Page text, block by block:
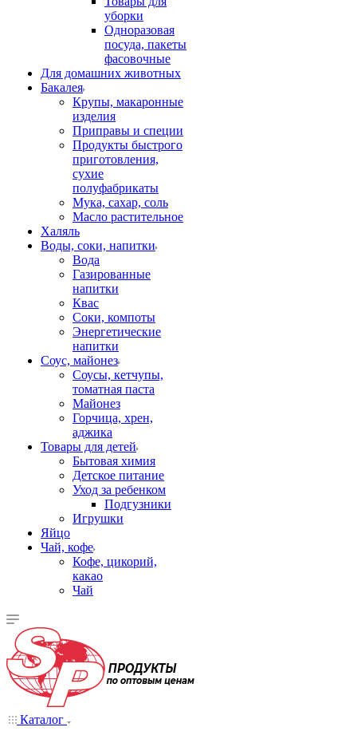
уборки
Одноразовая
посуда, пакеты
фасовочные
Для домашних животных
Бакалея
Крупы, макаронные
изделия
Приправы и специи
Продукты быстрого
приготовления,
сухие
полуфабрикаты
Мука, сахар, соль
Масло растительное
Халяль
Воды, соки, напитки
Вода
Газированные
напитки
Квас
Соки, компоты
Энергетические
напитки
Соус, майонез
Соусы, кетчупы,
томатная паста
Майонез
Горчица, хрен,
аджика
Товары для детей
Бытовая химия
Детское питание
Уход за ребенком
Подгузники
Игрушки
Яйцо
Чай, кофе
Кофе, цикорий,
какао
Чай
Каталог